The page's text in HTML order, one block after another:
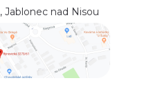
Jablonec nad Nisou